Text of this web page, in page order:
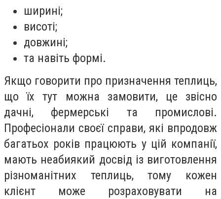
ширині;
висоті;
довжині;
та навіть формі.
Якщо говорити про призначення теплиць,
що їх тут можна замовити, це звісно
дачні, фермерські та промислові.
Професіонали своєї справи, які впродовж
багатьох років працюють у цій компанії,
мають неабиякий досвід із виготовлення
різноманітних теплиць, тому кожен
клієнт може розраховувати на